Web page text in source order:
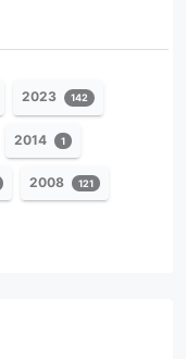
2023 142
2014 1
2008 121